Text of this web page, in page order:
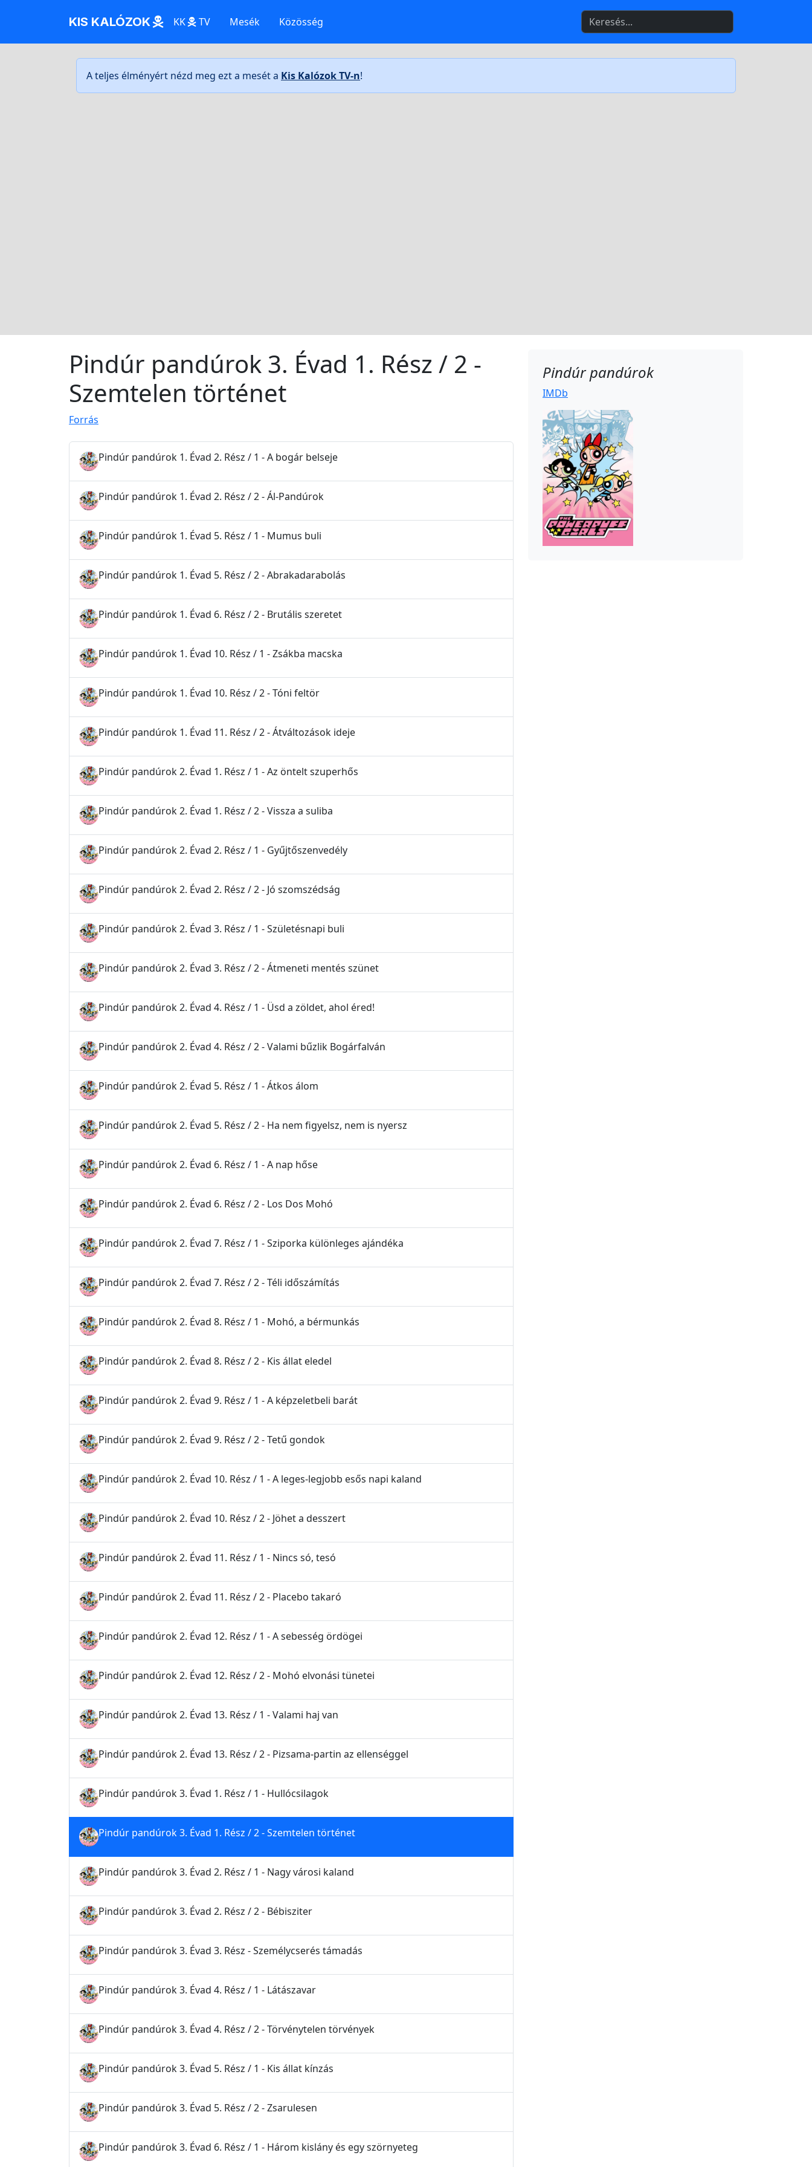
KIS KALÓZOK KK TV Mesék Közösség
A teljes élményért nézd meg ezt a mesét a Kis Kalózok TV-n!
Pindúr pandúrok 3. Évad 1. Rész / 2 -
Szemtelen történet
Forrás
Pindúr pandúrok 1. Évad 2. Rész / 1 - A bogár belseje
Pindúr pandúrok 1. Évad 2. Rész / 2 - Ál-Pandúrok
Pindúr pandúrok 1. Évad 5. Rész / 1 - Mumus buli
Pindúr pandúrok 1. Évad 5. Rész / 2 - Abrakadarabolás
Pindúr pandúrok 1. Évad 6. Rész / 2 - Brutális szeretet
Pindúr pandúrok 1. Évad 10. Rész / 1 - Zsákba macska
Pindúr pandúrok 1. Évad 10. Rész / 2 - Tóni feltör
Pindúr pandúrok 1. Évad 11. Rész / 2 - Átváltozások ideje
Pindúr pandúrok 2. Évad 1. Rész / 1 - Az öntelt szuperhős
Pindúr pandúrok 2. Évad 1. Rész / 2 - Vissza a suliba
Pindúr pandúrok 2. Évad 2. Rész / 1 - Gyűjtőszenvedély
Pindúr pandúrok 2. Évad 2. Rész / 2 - Jó szomszédság
Pindúr pandúrok 2. Évad 3. Rész / 1 - Születésnapi buli
Pindúr pandúrok 2. Évad 3. Rész / 2 - Átmeneti mentés szünet
Pindúr pandúrok 2. Évad 4. Rész / 1 - Üsd a zöldet, ahol éred!
Pindúr pandúrok 2. Évad 4. Rész / 2 - Valami bűzlik Bogárfalván
Pindúr pandúrok 2. Évad 5. Rész / 1 - Átkos álom
Pindúr pandúrok 2. Évad 5. Rész / 2 - Ha nem figyelsz, nem is nyersz
Pindúr pandúrok 2. Évad 6. Rész / 1 - A nap hőse
Pindúr pandúrok 2. Évad 6. Rész / 2 - Los Dos Mohó
Pindúr pandúrok 2. Évad 7. Rész / 1 - Sziporka különleges ajándéka
Pindúr pandúrok 2. Évad 7. Rész / 2 - Téli időszámítás
Pindúr pandúrok 2. Évad 8. Rész / 1 - Mohó, a bérmunkás
Pindúr pandúrok 2. Évad 8. Rész / 2 - Kis állat eledel
Pindúr pandúrok 2. Évad 9. Rész / 1 - A képzeletbeli barát
Pindúr pandúrok 2. Évad 9. Rész / 2 - Tetű gondok
Pindúr pandúrok 2. Évad 10. Rész / 1 - A leges-legjobb esős napi kaland
Pindúr pandúrok 2. Évad 10. Rész / 2 - Jöhet a desszert
Pindúr pandúrok 2. Évad 11. Rész / 1 - Nincs só, tesó
Pindúr pandúrok 2. Évad 11. Rész / 2 - Placebo takaró
Pindúr pandúrok 2. Évad 12. Rész / 1 - A sebesség ördögei
Pindúr pandúrok 2. Évad 12. Rész / 2 - Mohó elvonási tünetei
Pindúr pandúrok 2. Évad 13. Rész / 1 - Valami haj van
Pindúr pandúrok 2. Évad 13. Rész / 2 - Pizsama-partin az ellenséggel
Pindúr pandúrok 3. Évad 1. Rész / 1 - Hullócsilagok
Pindúr pandúrok 3. Évad 1. Rész / 2 - Szemtelen történet
Pindúr pandúrok 3. Évad 2. Rész / 1 - Nagy városi kaland
Pindúr pandúrok 3. Évad 2. Rész / 2 - Bébisziter
Pindúr pandúrok 3. Évad 3. Rész - Személycserés támadás
Pindúr pandúrok 3. Évad 4. Rész / 1 - Látászavar
Pindúr pandúrok 3. Évad 4. Rész / 2 - Törvénytelen törvények
Pindúr pandúrok 3. Évad 5. Rész / 1 - Kis állat kínzás
Pindúr pandúrok 3. Évad 5. Rész / 2 - Zsarulesen
Pindúr pandúrok 3. Évad 6. Rész / 1 - Három kislány és egy szörnyeteg
Pindúr pandúrok
IMDb